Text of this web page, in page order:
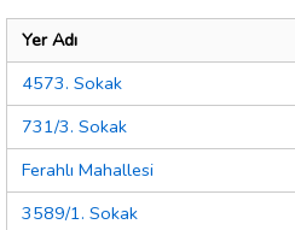
Yer Adı
4573. Sokak
731/3. Sokak
Ferahlı Mahallesi
3589/1. Sokak